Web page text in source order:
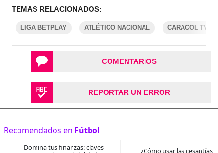
TEMAS RELACIONADOS:
LIGA BETPLAY ATLÉTICO NACIONAL CARACOL TV
COMENTARIOS
REPORTAR UN ERROR
Recomendados en Fútbol
Domina tus finanzas: claves ¿Cómo usar las cesantías